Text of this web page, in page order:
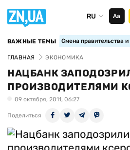
RU Аа
ВАЖНЫЕ ТЕМЫ Смена правительства
ГЛАВНАЯ ЭКОНОМИКА
НАЦБАНК
ПРОИЗВОДИТЕЛЯМИ
09 октября, 2011, 06:27
Поделиться